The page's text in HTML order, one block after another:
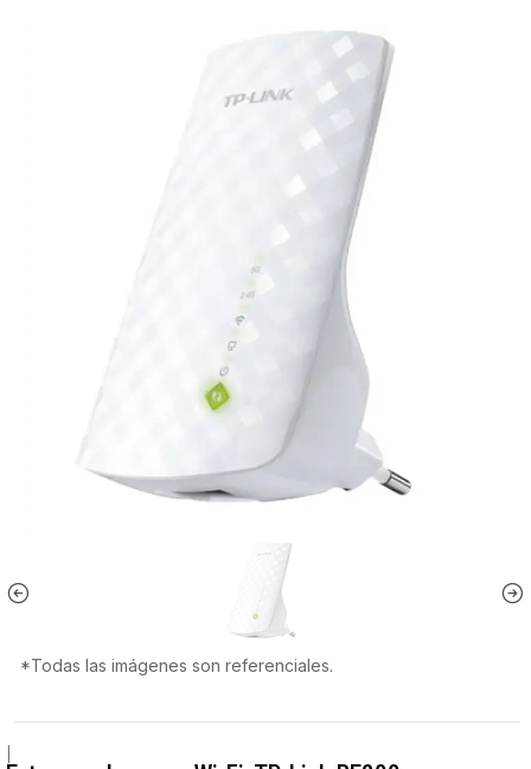
*Todas las imágenes son referenciales.